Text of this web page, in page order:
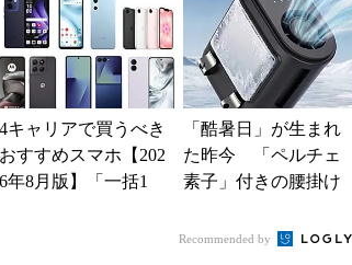
4キャリアで買うべき
おすすめスマホ【202
6年8月版】「一括1
「酷暑日」が生まれ
た昨今 「ペルチェ
素子」付きの腰掛け
る？
Recommended by